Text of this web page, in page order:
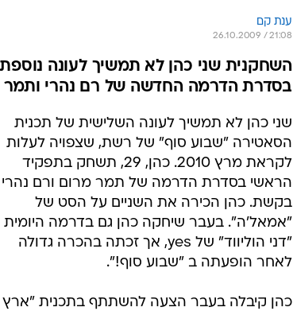
ענת קם
26.10.2009 / 21:08
השחקנית שני כהן לא תמשיך לעונה
בסדרת הדרמה החדשה של רם נהרי
שני כהן לא תמשיך לעונה השלישית של תכנית
הסאטירה "שבוע סוף" של רשת, שצפויה לעלות
לקראת מרץ 2010. כהן, 29, תשחק בתפקיד
הראשי בסדרת הדרמה של תמר מרום ורם נהרי
בקשת. כהן הכירה את השניים על הסט של
"אמאל'ה". בעבר שיחקה כהן גם בדרמה היומית
"דני הוליווד" של yes, אך זכתה בהכרה גדולה
לאחר הופעתה ב "שבוע סוף!".
כהן קיבלה בעבר הצעה להשתתף בתכנית "ארץ